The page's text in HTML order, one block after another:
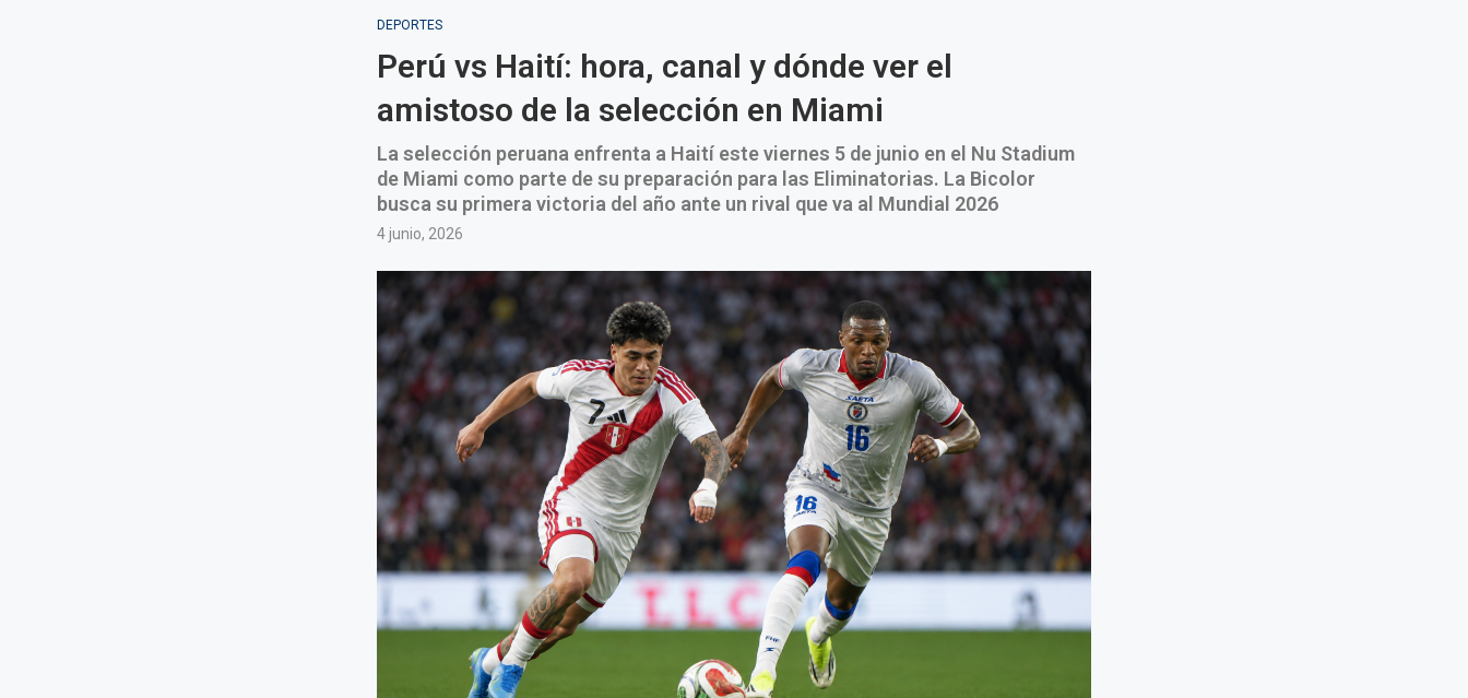
DEPORTES
Perú vs Haití: hora, canal y dónde ver el
amistoso de la selección en Miami
La selección peruana enfrenta a Haití este viernes 5 de junio en el Nu Stadium
de Miami como parte de su preparación para las Eliminatorias. La Bicolor
busca su primera victoria del año ante un rival que va al Mundial 2026
4 junio, 2026